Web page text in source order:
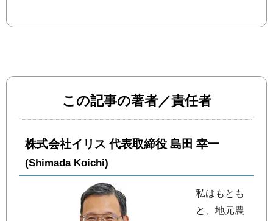
この記事の著者／責任者
株式会社イリス 代表取締役 島田 幸一
(Shimada Koichi)
私はもとも
と、地元農